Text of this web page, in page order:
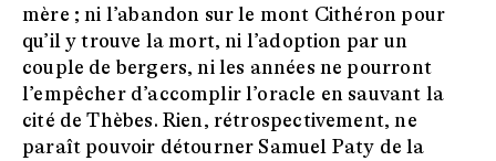
mère ; ni l’abandon sur le mont Cithéron pour
qu’il y trouve la mort, ni l’adoption par un
couple de bergers, ni les années ne pourront
l’empêcher d’accomplir l’oracle en sauvant la
cité de Thèbes. Rien, rétrospectivement, ne
paraît pouvoir détourner Samuel Paty de la